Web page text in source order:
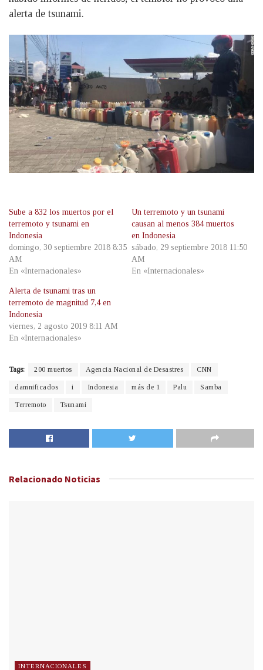
alerta de tsunami.
Sube a 832 los muertos por el
terremoto y tsunami en
Indonesia
domingo, 30 septiembre 2018 8:35
AM
En «Internacionales»
Un terremoto y un tsunami
causan al menos 384 muertos
en Indonesia
sábado, 29 septiembre 2018 11:50
AM
En «Internacionales»
Alerta de tsunami tras un
terremoto de magnitud 7,4 en
Indonesia
viernes, 2 agosto 2019 8:11 AM
En «Internacionales»
Tags: 200 muertos Agencia Nacional de Desastres CNN
damnificados i Indonesia más de 1 Palu Samba
Terremoto Tsunami
Relacionado Noticias
INTERNACIONALES